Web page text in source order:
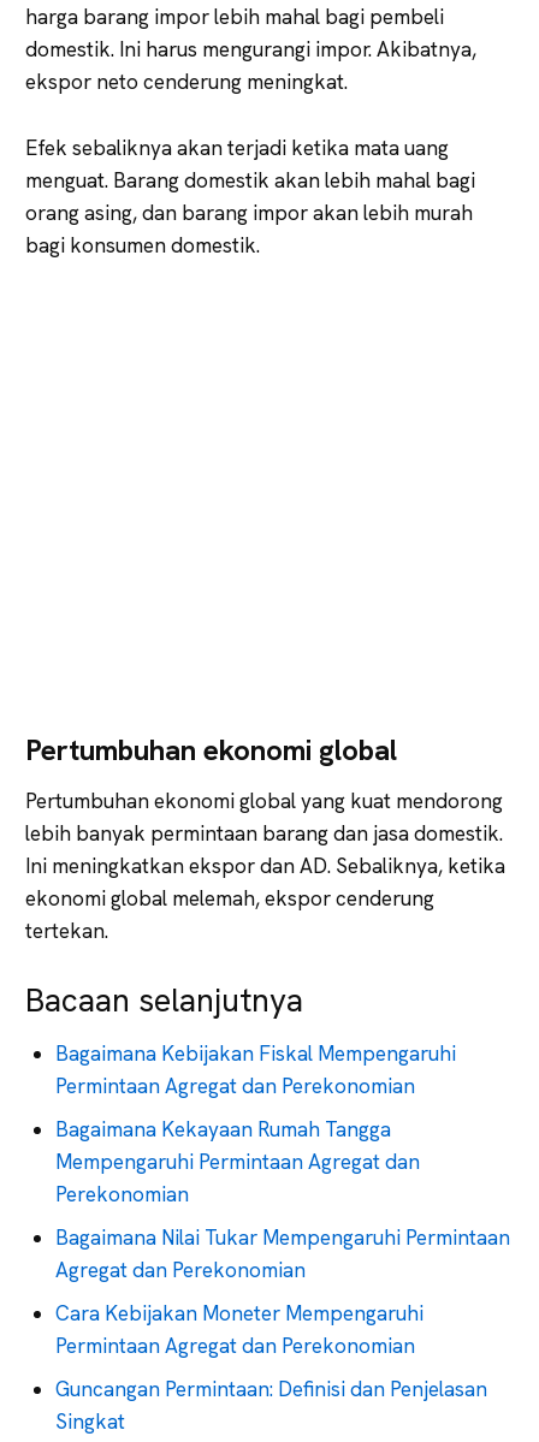
harga barang impor lebih mahal bagi pembeli
domestik. Ini harus mengurangi impor. Akibatnya,
ekspor neto cenderung meningkat.
Efek sebaliknya akan terjadi ketika mata uang
menguat. Barang domestik akan lebih mahal bagi
orang asing, dan barang impor akan lebih murah
bagi konsumen domestik.
Pertumbuhan ekonomi global
Pertumbuhan ekonomi global yang kuat mendorong
lebih banyak permintaan barang dan jasa domestik.
Ini meningkatkan ekspor dan AD. Sebaliknya, ketika
ekonomi global melemah, ekspor cenderung
tertekan.
Bacaan selanjutnya
Bagaimana Kebijakan Fiskal Mempengaruhi
Permintaan Agregat dan Perekonomian
Bagaimana Kekayaan Rumah Tangga
Mempengaruhi Permintaan Agregat dan
Perekonomian
Bagaimana Nilai Tukar Mempengaruhi Permintaan
Agregat dan Perekonomian
Cara Kebijakan Moneter Mempengaruhi
Permintaan Agregat dan Perekonomian
Guncangan Permintaan: Definisi dan Penjelasan
Singkat